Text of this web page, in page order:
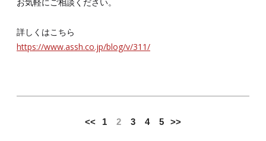
詳しくはこちら
https://www.assh.co.jp/blog/v/311/
<< 1 2 3 4 5 >>